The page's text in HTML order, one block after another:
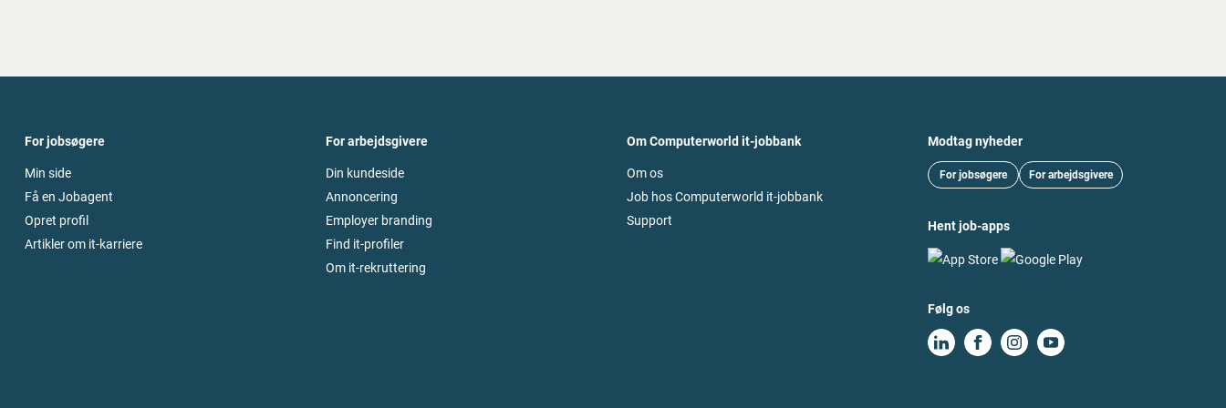
For jobsøgere
Min side
Få en Jobagent
Opret profil
Artikler om it-karriere
For arbejdsgivere
Din kundeside
Annoncering
Employer branding
Find it-profiler
Om it-rekruttering
Om Computerworld it-jobbank
Om os
Job hos Computerworld it-jobbank
Support
Modtag nyheder
For jobsøgere For arbejdsgivere
Hent job-apps
Følg os